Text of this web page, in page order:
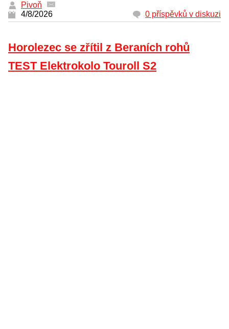
Pivoň
4/8/2026
0 příspěvků v diskuzi
Horolezec se zřítil z Beraních rohů
TEST Elektrokolo Touroll S2